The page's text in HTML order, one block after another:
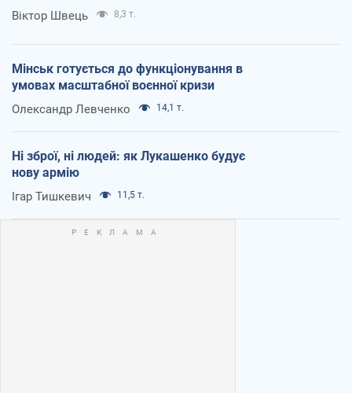
Віктор Швець 8,3 т.
Мінськ готується до функціонування в
умовах масштабної воєнної кризи
Олександр Левченко 14,1 т.
Ні зброї, ні людей: як Лукашенко будує
нову армію
Ігар Тишкевич 11,5 т.